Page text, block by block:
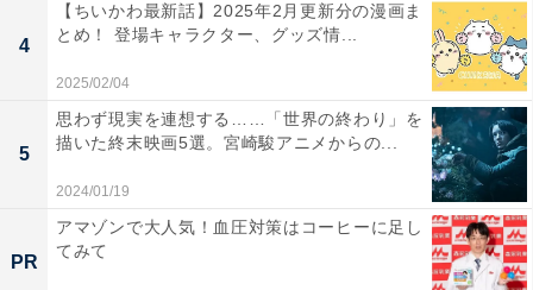
4
【ちいかわ最新話】2025年2月更新分の漫画ま
とめ！ 登場キャラクター、グッズ情...
2025/02/04
5
思わず現実を連想する……「世界の終わり」を
描いた終末映画5選。宮崎駿アニメからの...
2024/01/19
PR
アマゾンで大人気！血圧対策はコーヒーに足し
てみて